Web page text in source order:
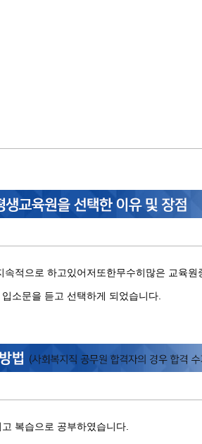
속적으로 하고있어저또한무수히많은 교육
소문을 듣고 선택하게 되었습니다.
복습으로 공부하였습니다.